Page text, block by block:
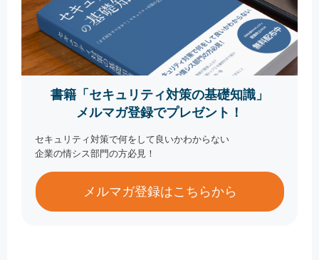
書籍「セキュリティ対策の基礎知識」
メルマガ登録でプレゼント！
セキュリティ対策で何をして良いかわからない
企業の情シス部門の方必見！
メルマガ登録はこちらから